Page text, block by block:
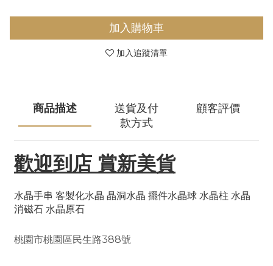
加入購物車
加入追蹤清單
商品描述
送貨及付
款方式
顧客評價
歡迎到店 賞新美貨
水晶手串 客製化水晶 晶洞水晶 擺件水晶球 水晶柱 水晶
消磁石 水晶原石
桃園市桃園區民生路388號